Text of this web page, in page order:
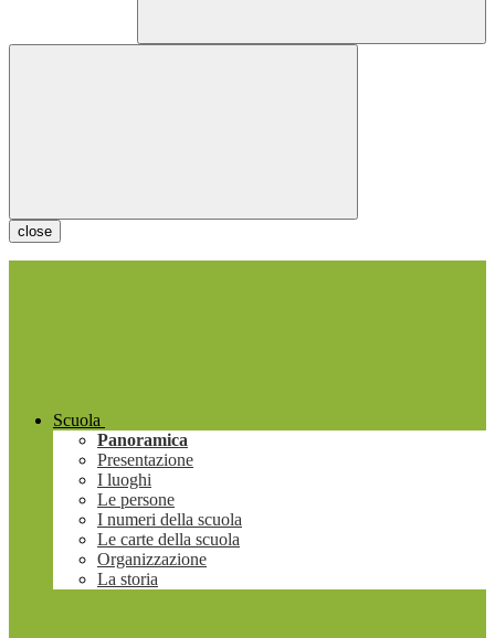
close
Scuola
Panoramica
Presentazione
I luoghi
Le persone
I numeri della scuola
Le carte della scuola
Organizzazione
La storia